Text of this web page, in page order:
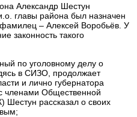
Александр Шестун
главы района был назначен
– Алексей Воробьёв. У
законность такого
по уголовному делу о
в СИЗО, продолжает
и лично губернатора
членами Общественной
Шестун рассказал о своих